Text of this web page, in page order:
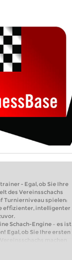
- Egal, ob Sie Ihre
des Vereinsschachs
Turnierniveau spielen:
effizienter, intelligenter
Schach-Engine – es ist
Egal, ob Sie Ihre ersten
machen
spielen: Mit
intelligenter und